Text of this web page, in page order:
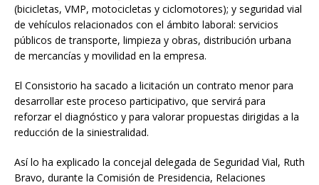
(bicicletas, VMP, motocicletas y ciclomotores); y seguridad vial
de vehículos relacionados con el ámbito laboral: servicios
públicos de transporte, limpieza y obras, distribución urbana
de mercancías y movilidad en la empresa.
El Consistorio ha sacado a licitación un contrato menor para
desarrollar este proceso participativo, que servirá para
reforzar el diagnóstico y para valorar propuestas dirigidas a la
reducción de la siniestralidad.
Así lo ha explicado la concejal delegada de Seguridad Vial, Ruth
Bravo, durante la Comisión de Presidencia, Relaciones